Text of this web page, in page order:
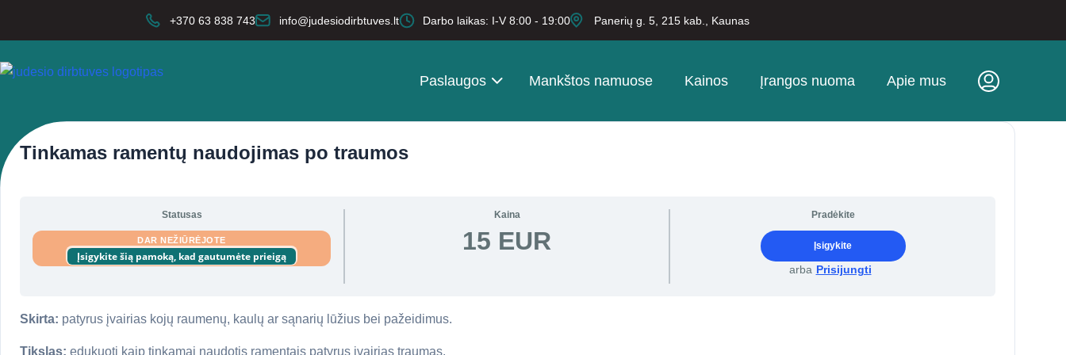
+370 63 838 743 info@judesiodirbtuves.lt Darbo laikas: I-V 8:00 - 19:00 Panerių g. 5, 215 kab., Kaunas
Paslaugos Mankštos namuose Kainos Įrangos nuoma Apie mus
Tinkamas ramentų naudojimas po traumos
Statusas
DAR NEŽIŪRĖJOTE
Įsigykite šią pamoką, kad gautumėte prieigą
Kaina
15 EUR
Pradėkite
Įsigykite
arba Prisijungti
Skirta: patyrus įvairias kojų raumenų, kaulų ar sąnarių lūžius bei pažeidimus.
Tikslas: edukuoti kaip tinkamai naudotis ramentais patyrus įvairias traumas.